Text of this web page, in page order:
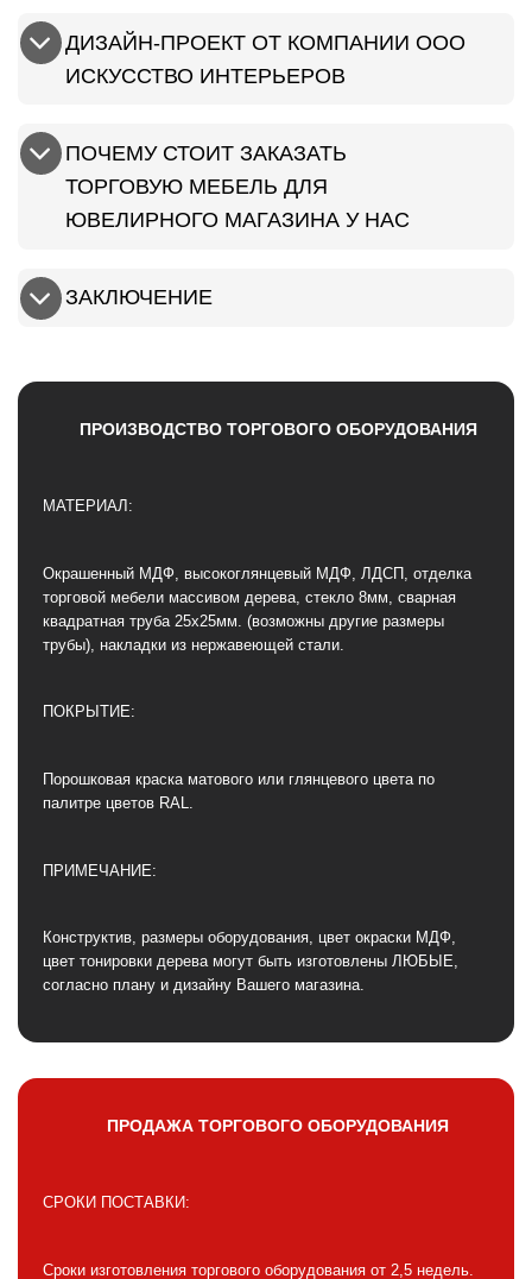
ДИЗАЙН-ПРОЕКТ ОТ КОМПАНИИ ООО
ИСКУССТВО ИНТЕРЬЕРОВ
ПОЧЕМУ СТОИТ ЗАКАЗАТЬ
ТОРГОВУЮ МЕБЕЛЬ ДЛЯ
ЮВЕЛИРНОГО МАГАЗИНА У НАС
ЗАКЛЮЧЕНИЕ
ПРОИЗВОДСТВО ТОРГОВОГО ОБОРУДОВАНИЯ
МАТЕРИАЛ:
Окрашенный МДФ, высокоглянцевый МДФ, ЛДСП, отделка
торговой мебели массивом дерева, стекло 8мм, сварная
квадратная труба 25х25мм. (возможны другие размеры
трубы), накладки из нержавеющей стали.
ПОКРЫТИЕ:
Порошковая краска матового или глянцевого цвета по
палитре цветов RAL.
ПРИМЕЧАНИЕ:
Конструктив, размеры оборудования, цвет окраски МДФ,
цвет тонировки дерева могут быть изготовлены ЛЮБЫЕ,
согласно плану и дизайну Вашего магазина.
ПРОДАЖА ТОРГОВОГО ОБОРУДОВАНИЯ
СРОКИ ПОСТАВКИ:
Сроки изготовления торгового оборудования от 2,5 недель.